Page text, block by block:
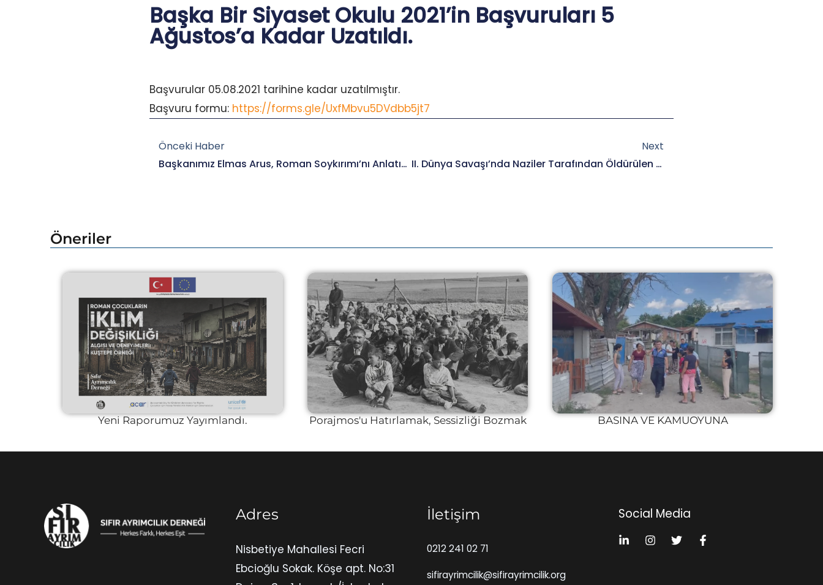
Başka Bir Siyaset Okulu 2021’in Başvuruları 5
Ağustos’a Kadar Uzatıldı.
Başvurular 05.08.2021 tarihine kadar uzatılmıştır.
Başvuru formu: https://forms.gle/UxfMbvu5DVdbb5jt7
Önceki Haber
Başkanımız Elmas Arus, Roman Soykırımı’nı Anlatıyor.
Next
II. Dünya Savaşı’nda Naziler Tarafından Öldürülen 500 Bin Roman Ve Sinti’yi Anıyoruz.
Öneriler
Yeni Raporumuz Yayımlandı. Porajmos'u Hatırlamak, Sessizliği Bozmak BASINA VE KAMUOYUNA
Adres
Nisbetiye Mahallesi Fecri
Ebcioğlu Sokak. Köşe apt. No:31
İletişim
0212 241 02 71
sifirayrimcilik@sifirayrimcilik.org
Social Media